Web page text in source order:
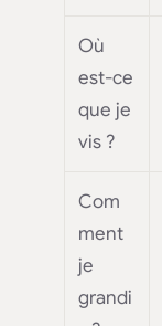
Où
est-ce
que je
vis ?
Com
ment
je
grandi